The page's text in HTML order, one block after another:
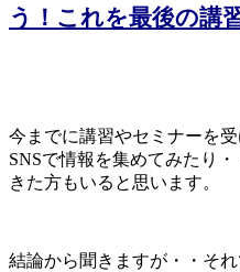
う！これを最後の講
今までに講習やセミナーを受
SNSで情報を集めてみたり
きた方もいると思います。
結論から聞きますが・・そ